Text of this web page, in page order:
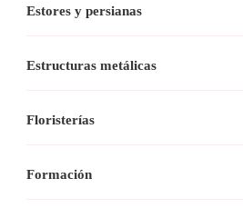
Estores y persianas
Estructuras metálicas
Floristerías
Formación